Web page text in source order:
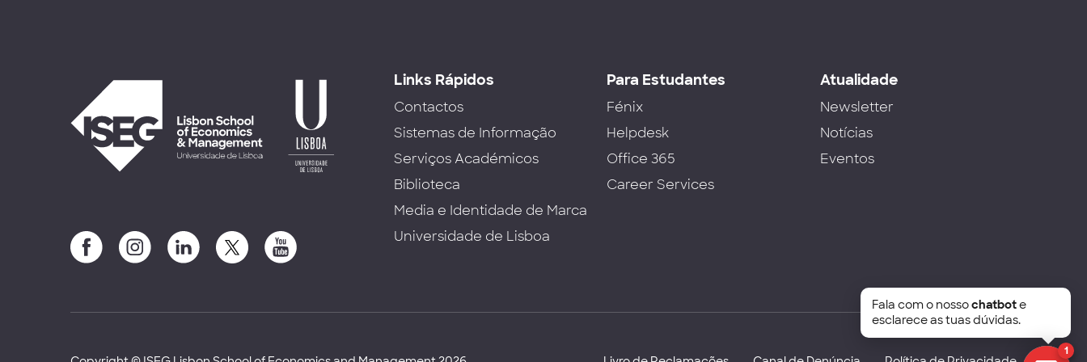
Links Rápidos
Contactos
Sistemas de Informação
Serviços Académicos
Biblioteca
Media e Identidade de Marca
Universidade de Lisboa
Para Estudantes
Fénix
Helpdesk
Office 365
Career Services
Atualidade
Newsletter
Notícias
Eventos
1
Fala com o nossochatbote
esclarece as tuas dúvidas.